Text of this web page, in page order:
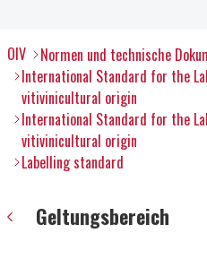
OIV
Normen und technische
International Standard for the
vitivinicultural origin
International Standard for the
vitivinicultural origin
Labelling standard
Geltungsbereich